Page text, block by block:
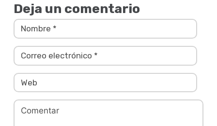
Deja un comentario